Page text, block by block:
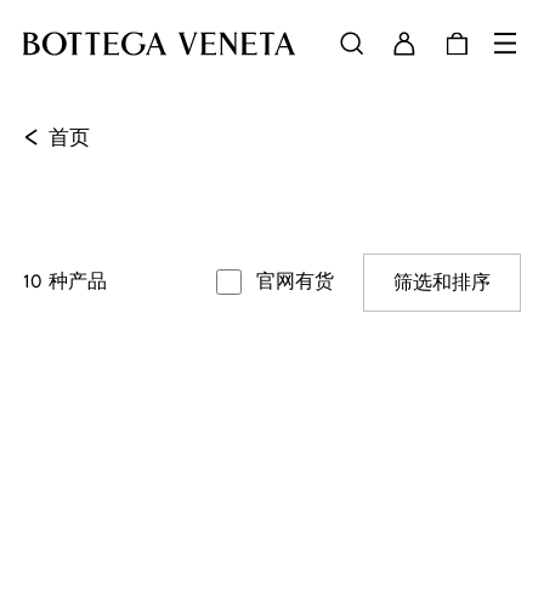
< 首页
10 种产品 官网有货 筛选和排序